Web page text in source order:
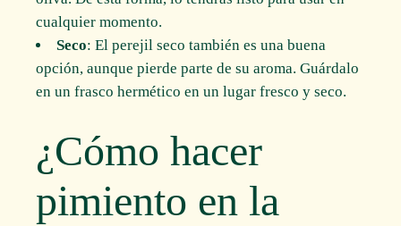
cualquier momento.
Seco: El perejil seco también es una buena
opción, aunque pierde parte de su aroma. Guárdalo
en un frasco hermético en un lugar fresco y seco.
¿Cómo hacer
pimiento en la